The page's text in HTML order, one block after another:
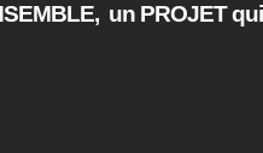
un PROJET